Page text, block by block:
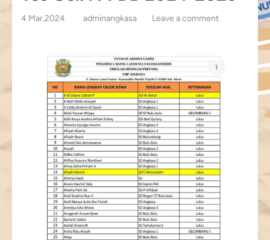
4 Mar,2024 adminangkasa Leave a comment